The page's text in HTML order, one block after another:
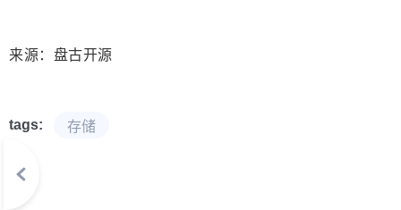
来源：盘古开源
tags: 存储